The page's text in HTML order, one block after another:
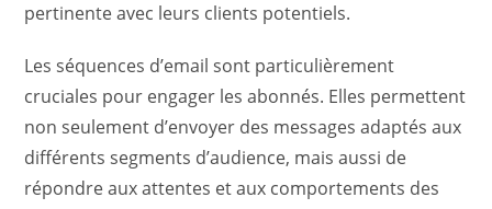
pertinente avec leurs clients potentiels.
Les séquences d’email sont particulièrement
cruciales pour engager les abonnés. Elles permettent
non seulement d’envoyer des messages adaptés aux
différents segments d’audience, mais aussi de
répondre aux attentes et aux comportements des